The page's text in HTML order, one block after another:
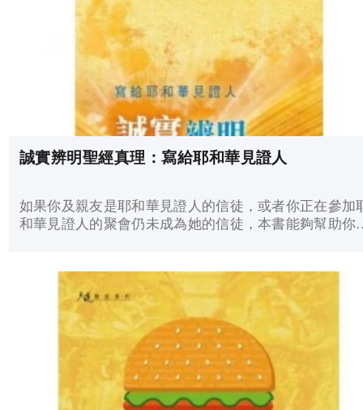
誠實辨明聖經真理：寫給耶和華見證人
如果你及親友是耶和華見證人的信徒，或者你正在參加
和華見證人的聚會仍未成為她的信徒，本書能夠幫助你